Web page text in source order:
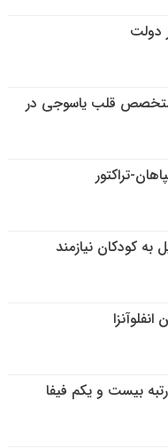
دولت
قلب یاسوجی در
تراکتور
کودکان نیازمند
بیست و یکم فیفا